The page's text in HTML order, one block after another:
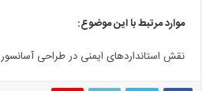
موارد مرتبط با این موضوع:
نقش استانداردهای ایمنی در طراحی آسانسور